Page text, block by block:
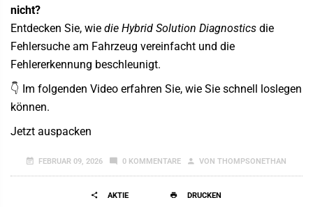
nicht?
Entdecken Sie, wie die Hybrid Solution Diagnostics die
Fehlersuche am Fahrzeug vereinfacht und die
Fehlererkennung beschleunigt.
👇 Im folgenden Video erfahren Sie, wie Sie schnell loslegen
können.
Jetzt auspacken
FEBRUAR 09, 2026 0 KOMMENTARE VON THOMPSONETHAN
AKTIE DRUCKEN